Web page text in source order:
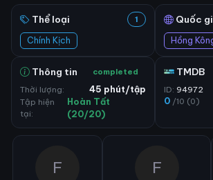
Thể loại 1
Chính Kịch
Quốc
Hồng
Thông tin completed
Thời lượng:
45 phút/tập
Tập hiện
tại:
Hoàn Tất
(20/20)
TMDB
ID: 94972
0 /10 (0)
F F